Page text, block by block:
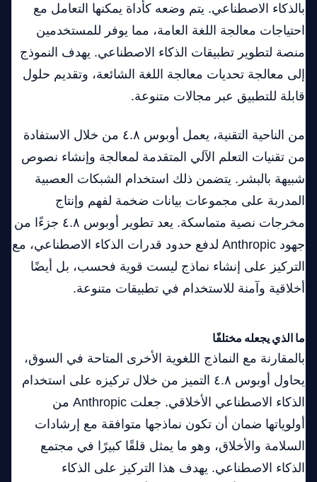
بالذكاء الاصطناعي. يتم وضعه كأداة يمكنها التعامل مع
احتياجات معالجة اللغة العامة، مما يوفر للمستخدمين
منصة لتطوير تطبيقات الذكاء الاصطناعي. يهدف النموذج
إلى معالجة تحديات معالجة اللغة الشائعة، وتقديم حلول
قابلة للتطبيق عبر مجالات متنوعة.
من الناحية التقنية، يعمل أوبوس ٤.٨ من خلال الاستفادة
من تقنيات التعلم الآلي المتقدمة لمعالجة وإنشاء نصوص
شبيهة بالبشر. يتضمن ذلك استخدام الشبكات العصبية
المدربة على مجموعات بيانات ضخمة لفهم وإنتاج
مخرجات نصية متماسكة. يعد تطوير أوبوس ٤.٨ جزءًا من
جهود Anthropic لدفع حدود قدرات الذكاء الاصطناعي، مع
التركيز على إنشاء نماذج ليست قوية فحسب، بل أيضًا
أخلاقية وآمنة للاستخدام في تطبيقات متنوعة.
ما الذي يجعله مختلفًا
بالمقارنة مع النماذج اللغوية الأخرى المتاحة في السوق،
يحاول أوبوس ٤.٨ التميز من خلال تركيزه على استخدام
الذكاء الاصطناعي الأخلاقي. جعلت Anthropic من
أولوياتها ضمان أن تكون نماذجها متوافقة مع إرشادات
السلامة والأخلاق، وهو ما يمثل قلقًا كبيرًا في مجتمع
الذكاء الاصطناعي. يهدف هذا التركيز على الذكاء